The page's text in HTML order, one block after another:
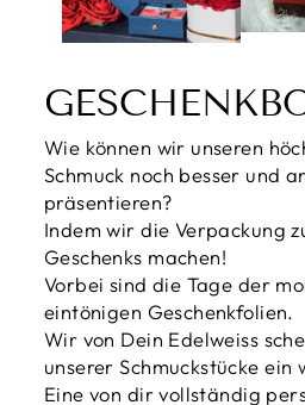
Wie können wir unseren
Schmuck noch besser und
präsentieren?
Indem wir die Verpackung
Geschenks machen!
Vorbei sind die Tage der
eintönigen Geschenkfolien.
Wir von Dein Edelweiss
unserer Schmuckstücke ein
Eine von dir vollständig